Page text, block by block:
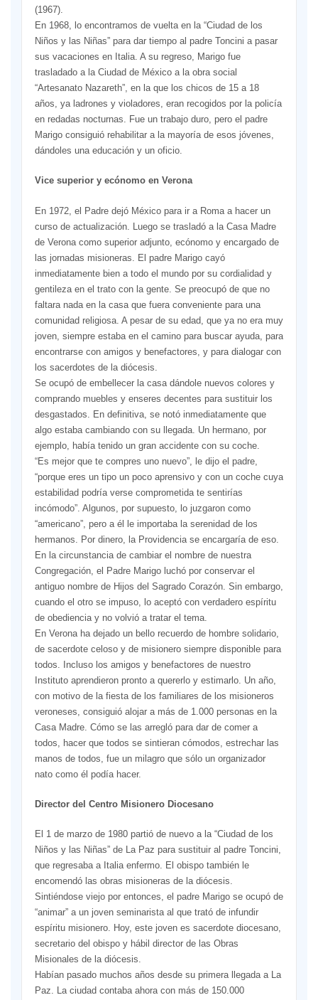
(1967).
En 1968, lo encontramos de vuelta en la “Ciudad de los
Niños y las Niñas” para dar tiempo al padre Toncini a pasar
sus vacaciones en Italia. A su regreso, Marigo fue
trasladado a la Ciudad de México a la obra social
“Artesanato Nazareth”, en la que los chicos de 15 a 18
años, ya ladrones y violadores, eran recogidos por la policía
en redadas nocturnas. Fue un trabajo duro, pero el padre
Marigo consiguió rehabilitar a la mayoría de esos jóvenes,
dándoles una educación y un oficio.
Vice superior y ecónomo en Verona
En 1972, el Padre dejó México para ir a Roma a hacer un
curso de actualización. Luego se trasladó a la Casa Madre
de Verona como superior adjunto, ecónomo y encargado de
las jornadas misioneras. El padre Marigo cayó
inmediatamente bien a todo el mundo por su cordialidad y
gentileza en el trato con la gente. Se preocupó de que no
faltara nada en la casa que fuera conveniente para una
comunidad religiosa. A pesar de su edad, que ya no era muy
joven, siempre estaba en el camino para buscar ayuda, para
encontrarse con amigos y benefactores, y para dialogar con
los sacerdotes de la diócesis.
Se ocupó de embellecer la casa dándole nuevos colores y
comprando muebles y enseres decentes para sustituir los
desgastados. En definitiva, se notó inmediatamente que
algo estaba cambiando con su llegada. Un hermano, por
ejemplo, había tenido un gran accidente con su coche.
“Es mejor que te compres uno nuevo”, le dijo el padre,
“porque eres un tipo un poco aprensivo y con un coche cuya
estabilidad podría verse comprometida te sentirías
incómodo”. Algunos, por supuesto, lo juzgaron como
“americano”, pero a él le importaba la serenidad de los
hermanos. Por dinero, la Providencia se encargaría de eso.
En la circunstancia de cambiar el nombre de nuestra
Congregación, el Padre Marigo luchó por conservar el
antiguo nombre de Hijos del Sagrado Corazón. Sin embargo,
cuando el otro se impuso, lo aceptó con verdadero espíritu
de obediencia y no volvió a tratar el tema.
En Verona ha dejado un bello recuerdo de hombre solidario,
de sacerdote celoso y de misionero siempre disponible para
todos. Incluso los amigos y benefactores de nuestro
Instituto aprendieron pronto a quererlo y estimarlo. Un año,
con motivo de la fiesta de los familiares de los misioneros
veroneses, consiguió alojar a más de 1.000 personas en la
Casa Madre. Cómo se las arregló para dar de comer a
todos, hacer que todos se sintieran cómodos, estrechar las
manos de todos, fue un milagro que sólo un organizador
nato como él podía hacer.
Director del Centro Misionero Diocesano
El 1 de marzo de 1980 partió de nuevo a la “Ciudad de los
Niños y las Niñas” de La Paz para sustituir al padre Toncini,
que regresaba a Italia enfermo. El obispo también le
encomendó las obras misioneras de la diócesis.
Sintiéndose viejo por entonces, el padre Marigo se ocupó de
“animar” a un joven seminarista al que trató de infundir
espíritu misionero. Hoy, este joven es sacerdote diocesano,
secretario del obispo y hábil director de las Obras
Misionales de la diócesis.
Habían pasado muchos años desde su primera llegada a La
Paz. La ciudad contaba ahora con más de 150.000